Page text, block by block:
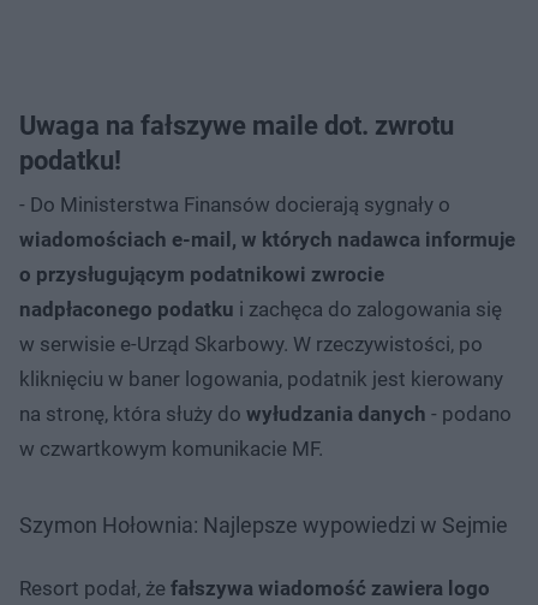
Uwaga na fałszywe maile dot. zwrotu
podatku!
- Do Ministerstwa Finansów docierają sygnały o
wiadomościach e-mail, w których nadawca informuje
o przysługującym podatnikowi zwrocie
nadpłaconego podatku i zachęca do zalogowania się
w serwisie e-Urząd Skarbowy. W rzeczywistości, po
kliknięciu w baner logowania, podatnik jest kierowany
na stronę, która służy do wyłudzania danych - podano
w czwartkowym komunikacie MF.
Szymon Hołownia: Najlepsze wypowiedzi w Sejmie
Resort podał, że fałszywa wiadomość zawiera logo